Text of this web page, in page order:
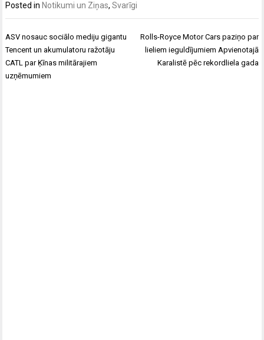
Posted in Notikumi un Ziņas,Svarīgi
Ziņu
izvēlne
ASV nosauc sociālo mediju gigantu
Tencent un akumulatoru ražotāju
CATL par Ķīnas militārajiem
uzņēmumiem
Rolls-Royce Motor Cars paziņo par
lieliem ieguldījumiem Apvienotajā
Karalistē pēc rekordliela gada